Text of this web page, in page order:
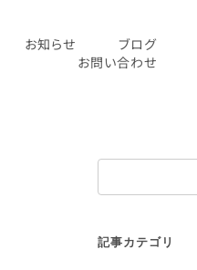
お知らせ
ブログ
お問い合わせ
記事カテゴリ